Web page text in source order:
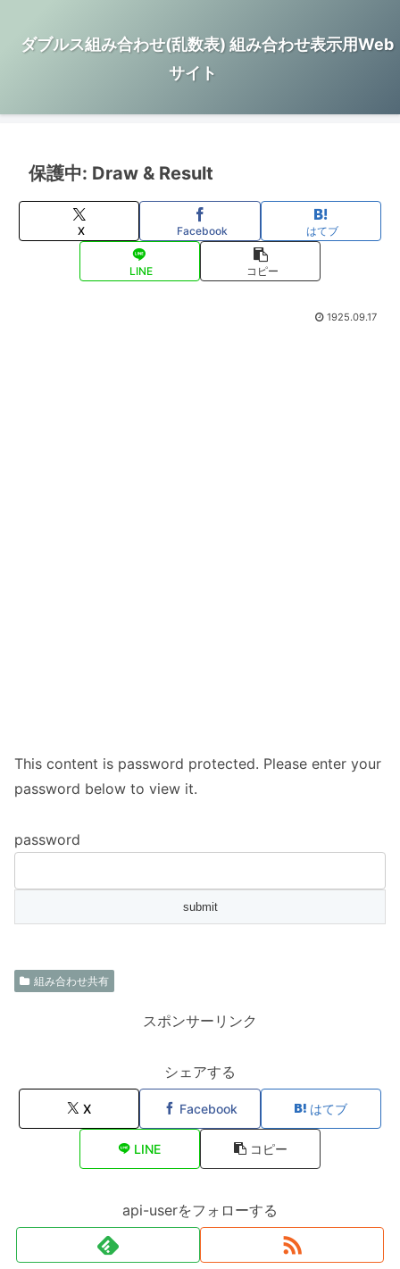
ダブルス組み合わせ(乱数表) 組み合わせ表示用Web
サイト
保護中: Draw & Result
X Facebook はてブ
LINE コピー
1925.09.17
This content is password protected. Please enter your
password below to view it.
password
組み合わせ共有
スポンサーリンク
シェアする
X Facebook はてブ
LINE コピー
api-userをフォローする